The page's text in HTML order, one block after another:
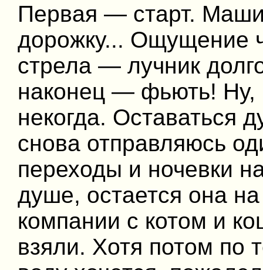
Первая — старт.
дорожку... Ощущение
стрела — лучник
наконец — фьють! Ну,
некогда. Оставаться
снова отправляюсь
переходы и ночевки
душе, остается она
компании с котом и
взяли. Хотя потом